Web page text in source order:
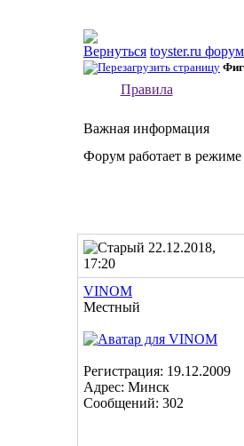
toyster.ru форум
Правила
Важная информация
Форум работает в режиме
22.12.2018,
17:20
VINOM
Местный
Регистрация: 19.12.2009
Адрес: Минск
Сообщений: 302